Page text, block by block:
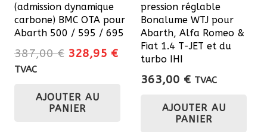
(admission dynamique
carbone) BMC OTA pour
Abarth 500 / 595 / 695
387,00€ Le
était :
387,00 €.
328,95 €Le
actuel
328,95 €.
TVAC
AJOUTER AU
PANIER
pression réglable
Bonalume WTJ pour
Abarth, Alfa Romeo &
Fiat 1.4 T-JET et du
turbo IHI
363,00 € TVAC
AJOUTER AU
PANIER